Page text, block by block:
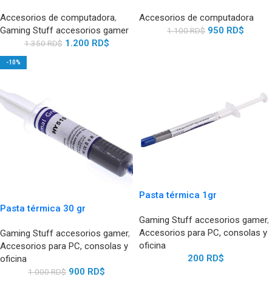
Accesorios de computadora,
Gaming Stuff accesorios gamer
1.350RD$ 1.200 RD$
Accesorios de computadora
1.100RD$ 950 RD$
-10%
Pasta térmica 30 gr
Gaming Stuff accesorios gamer,
Accesorios para PC, consolas y
oficina
1.000RD$ 900 RD$
Pasta térmica 1gr
Gaming Stuff accesorios gamer,
Accesorios para PC, consolas y
oficina
200 RD$